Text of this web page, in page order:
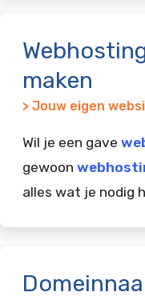
maken
> Jouw eigen
Wil je een gave
gewoon
alles wat je nodig